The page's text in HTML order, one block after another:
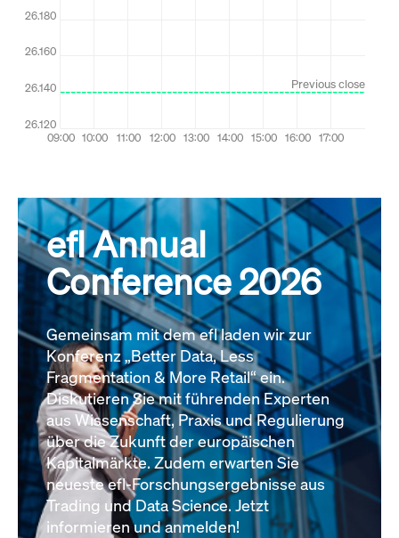
efl Annual
Conference 2026
Gemeinsam mit dem efl laden wir zur
Konferenz „Better Data, Less
Fragmentation & More Retail“ ein.
Diskutieren Sie mit führenden Experten
aus Wissenschaft, Praxis und Regulierung
über die Zukunft der europäischen
Kapitalmärkte. Zudem erwarten Sie
neueste efl-Forschungsergebnisse aus
Trading und Data Science. Jetzt
informieren und anmelden!